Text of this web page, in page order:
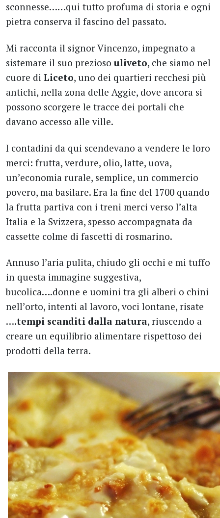
sconnesse……qui tutto profuma di storia e ogni
pietra conserva il fascino del passato.
Mi racconta il signor Vincenzo, impegnato a
sistemare il suo prezioso uliveto, che siamo nel
cuore di Liceto, uno dei quartieri recchesi più
antichi, nella zona delle Aggie, dove ancora si
possono scorgere le tracce dei portali che
davano accesso alle ville.
I contadini da qui scendevano a vendere le loro
merci: frutta, verdure, olio, latte, uova,
un’economia rurale, semplice, un commercio
povero, ma basilare. Era la fine del 1700 quando
la frutta partiva con i treni merci verso l’alta
Italia e la Svizzera, spesso accompagnata da
cassette colme di fascetti di rosmarino.
Annuso l’aria pulita, chiudo gli occhi e mi tuffo
in questa immagine suggestiva,
bucolica….donne e uomini tra gli alberi o chini
nell’orto, intenti al lavoro, voci lontane, risate
….tempi scanditi dalla natura, riuscendo a
creare un equilibrio alimentare rispettoso dei
prodotti della terra.